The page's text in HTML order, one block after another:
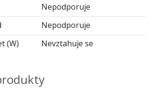
Nepodporuje
Nepodporuje
(W)
Nevztahuje se